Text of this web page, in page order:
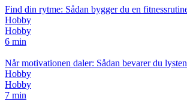
Find din rytme: Sådan bygger du en
Hobby
Hobby
6 min
Når motivationen daler: Sådan bevarer du
Hobby
Hobby
7 min